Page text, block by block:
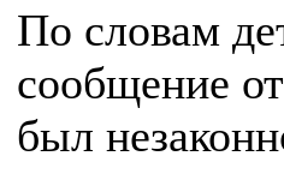
По словам
сообщение
был